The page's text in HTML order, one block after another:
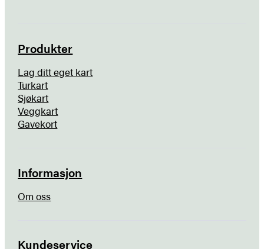
Produkter
Lag ditt eget kart
Turkart
Sjøkart
Veggkart
Gavekort
Informasjon
Om oss
Kundeservice